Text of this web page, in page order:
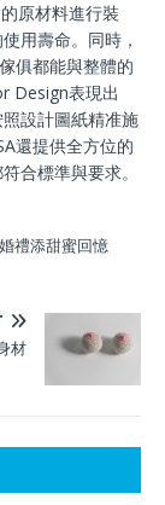
原材料進行裝
用壽命。同時，
俱都能與整體的
Design表現出
設計圖紙精准施
還提供全方位的
合標準與要求。
禮添甜蜜回憶
材